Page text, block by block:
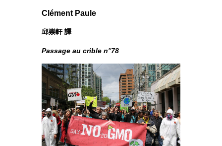
Clément Paule
邱崇軒 譯
Passage au crible n°78